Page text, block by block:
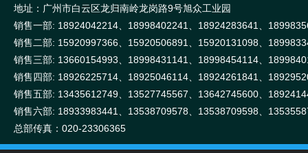
地址：广州市白云区龙归南岭龙岗路9号旭众工业园
销售一部: 18924042214、18998402241、18924283641、
销售二部: 15920997366、15920506891、15920131098、
销售三部: 13660154993、18998431141、18998454114、
销售四部: 18926225714、18925046114、18924261841、
销售五部: 13435612749、13527745567、13642745600、
销售六部: 18933983441、13538709578、13538709598、
总部传真：020-23306365